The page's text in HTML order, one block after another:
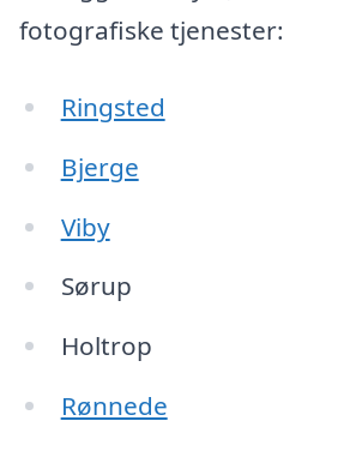
fotografiske tjenester:
Ringsted
Bjerge
Viby
Sørup
Holtrop
Rønnede